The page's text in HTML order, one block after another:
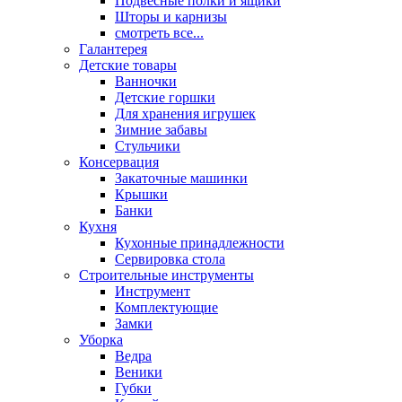
Шторы и карнизы
смотреть все...
Галантерея
Детские товары
Ванночки
Детские горшки
Для хранения игрушек
Зимние забавы
Стульчики
Консервация
Закаточные машинки
Крышки
Банки
Кухня
Кухонные принадлежности
Сервировка стола
Строительные инструменты
Инструмент
Комплектующие
Замки
Уборка
Ведра
Веники
Губки